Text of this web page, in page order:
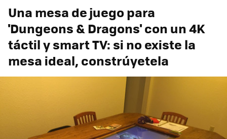
Una mesa de juego para
'Dungeons & Dragons' con un 4K
táctil y smart TV: si no existe la
mesa ideal, constrúyetela